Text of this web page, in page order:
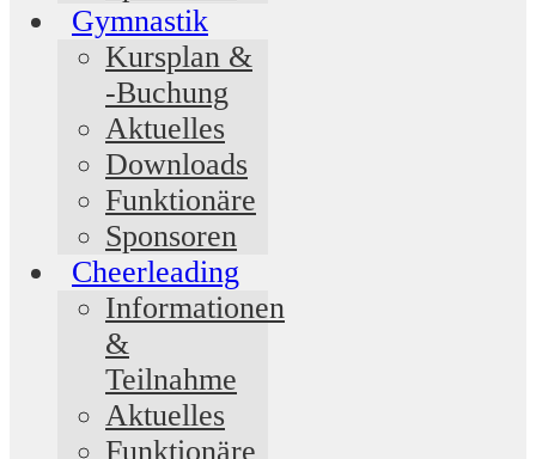
Gymnastik
Kursplan &
-Buchung
Aktuelles
Downloads
Funktionäre
Sponsoren
Cheerleading
Informationen
&
Teilnahme
Aktuelles
Funktionäre